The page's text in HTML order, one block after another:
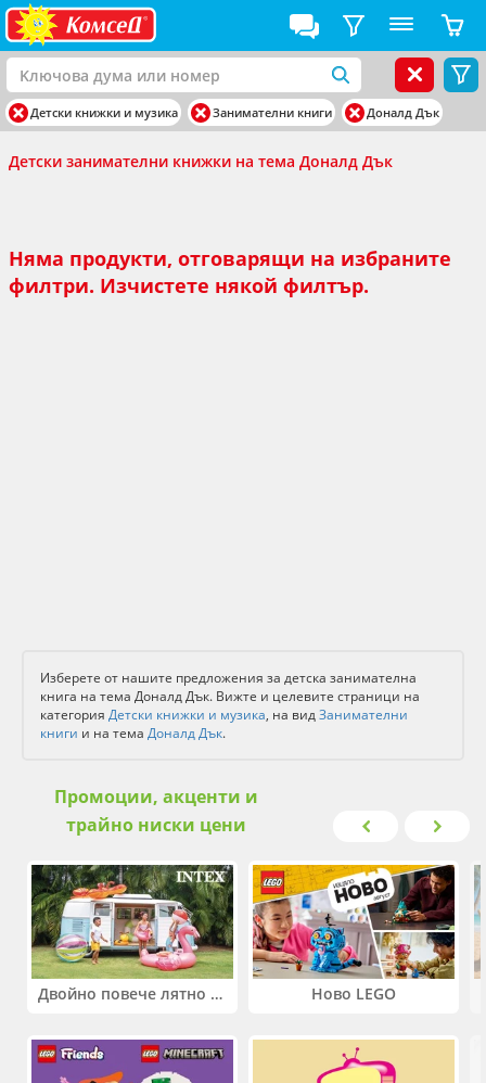
Детски книжки и музика Занимателни книги Доналд Дък
Детски занимателни книжки на тема Доналд Дък
Няма продукти, отговарящи на избраните
филтри. Изчистете някой филтър.
Изберете от нашите предложения за детска занимателна
книга на тема Доналд Дък. Вижте и целевите страници на
категория Детски книжки и музика, на видЗанимателни
книги и на тема Доналд Дък.
Промоции, акценти и
трайно ниски цени
Двойно повече лятно забавление! Купи 2 продукта INTEX и вземи -33% Ново LEGO